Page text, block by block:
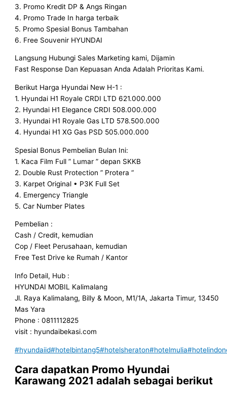
3. Promo Kredit DP & Angs Ringan
4. Promo Trade In harga terbaik
5. Promo Spesial Bonus Tambahan
6. Free Souvenir HYUNDAI
Langsung Hubungi Sales Marketing kami, Dijamin
Fast Response Dan Kepuasan Anda Adalah Prioritas Kami.
Berikut Harga Hyundai New H-1 :
1. Hyundai H1 Royale CRDI LTD 621.000.000
2. Hyundai H1 Elegance CRDI 508.000.000
3. Hyundai H1 Royale Gas LTD 578.500.000
4. Hyundai H1 XG Gas PSD 505.000.000
Spesial Bonus Pembelian Bulan Ini:
1. Kaca Film Full ” Lumar ” depan SKKB
2. Double Rust Protection ” Protera “
3. Karpet Original • P3K Full Set
4. Emergency Triangle
5. Car Number Plates
Pembelian :
Cash / Credit, kemudian
Cop / Fleet Perusahaan, kemudian
Free Test Drive ke Rumah / Kantor
Info Detail, Hub :
HYUNDAI MOBIL Kalimalang
Jl. Raya Kalimalang, Billy & Moon, M1/1A, Jakarta Timur, 13450
Mas Yara
Phone : 0811112825
visit : hyundaibekasi.com
#hyundaiid#hotelbintang5#hotelsheraton#hotelmulia
Cara dapatkan Promo Hyundai
Karawang 2021 adalah sebagai berikut